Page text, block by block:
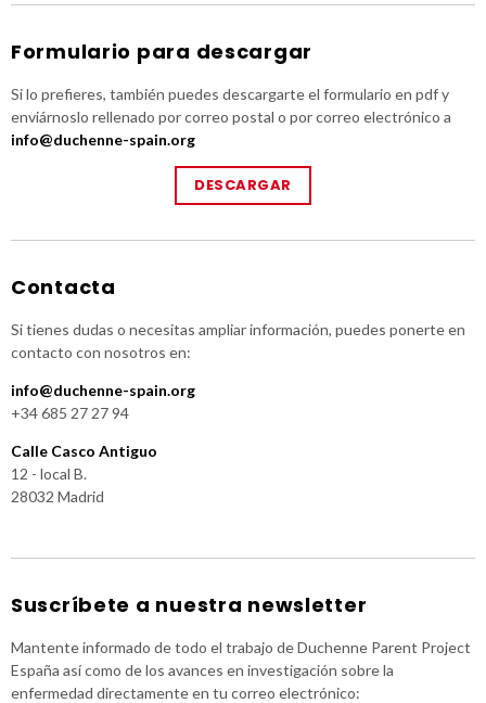
Formulario para descargar
Si lo prefieres, también puedes descargarte el formulario en pdf y
enviárnoslo rellenado por correo postal o por correo electrónico a
info@duchenne-spain.org
DESCARGAR
Contacta
Si tienes dudas o necesitas ampliar información, puedes ponerte en
contacto con nosotros en:
info@duchenne-spain.org
+34 685 27 27 94
Calle Casco Antiguo
12 - local B.
28032 Madrid
Suscríbete a nuestra newsletter
Mantente informado de todo el trabajo de Duchenne Parent Project
España así como de los avances en investigación sobre la
enfermedad directamente en tu correo electrónico: